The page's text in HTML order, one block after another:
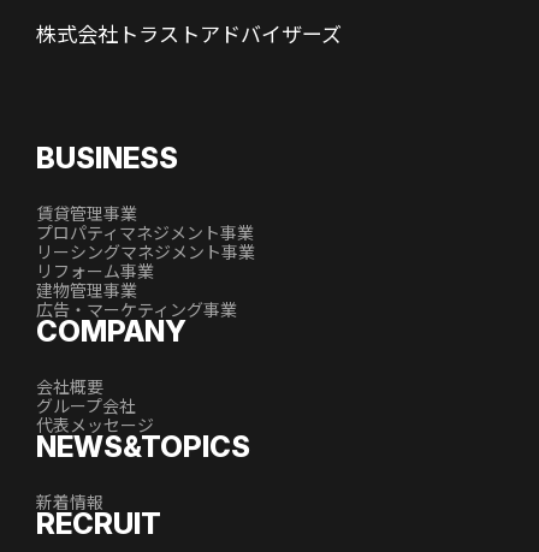
株式会社トラストアドバイザーズ
BUSINESS
賃貸管理事業
プロパティマネジメント事業
リーシングマネジメント事業
リフォーム事業
建物管理事業
広告・マーケティング事業
COMPANY
会社概要
グループ会社
代表メッセージ
NEWS&TOPICS
新着情報
RECRUIT